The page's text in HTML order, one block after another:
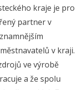
kraje je pro
partner v
v kraji.
ve výrobě
a že spolu